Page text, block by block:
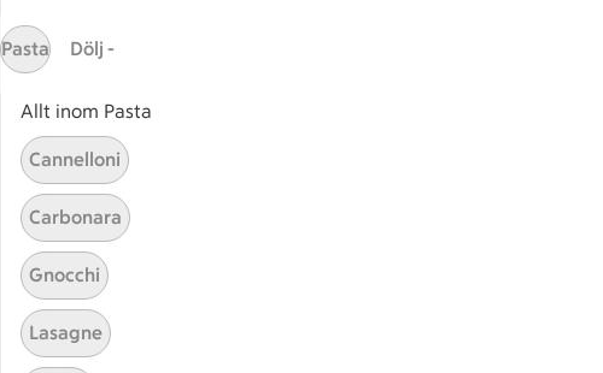
Pasta Dölj -
Allt inom Pasta
Cannelloni
Carbonara
Gnocchi
Lasagne